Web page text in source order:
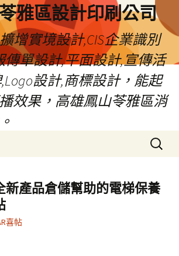
雅區設計印刷公司
增實境設計,CIS企業識別
傳單設計,平面設計,宣傳活
設計,商標設計，能起
效果，高雄鳳山苓雅區消
搜
尋
鍵
字:
新產品倉儲幫助的電梯保養
喜帖